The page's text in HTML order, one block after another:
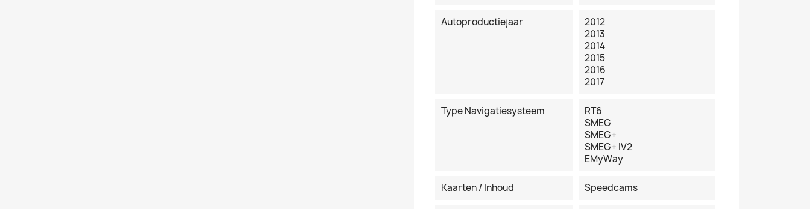
Autoproductiejaar
2012
2013
2014
2015
2016
2017
Type Navigatiesysteem
RT6
SMEG
SMEG+
SMEG+ IV2
EMyWay
Kaarten / Inhoud Speedcams